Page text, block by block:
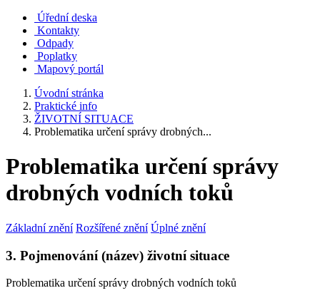
Úřední deska
Kontakty
Odpady
Poplatky
Mapový portál
Úvodní stránka
Praktické info
ŽIVOTNÍ SITUACE
Problematika určení správy drobných...
Problematika určení správy
drobných vodních toků
Základní znění Rozšířené znění Úplné znění
3. Pojmenování (název) životní situace
Problematika určení správy drobných vodních toků